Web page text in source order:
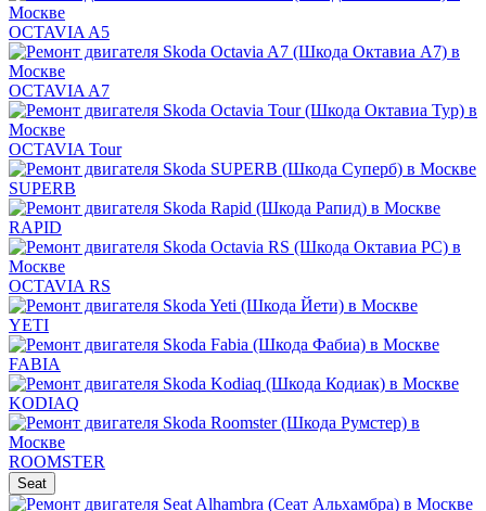
OCTAVIA A5
OCTAVIA A7
OCTAVIA Tour
SUPERB
RAPID
OCTAVIA RS
YETI
FABIA
KODIAQ
ROOMSTER
Seat